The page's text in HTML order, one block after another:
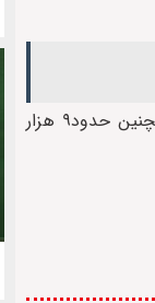
آژانس فدرال مهاجرت و پناهندگی گفته است بیش از ۲۱ هزار سوری در سال ۲۰۲۳ در اتریش درخواست پناهندگی داده اند. همچنین حدود۹ هزار